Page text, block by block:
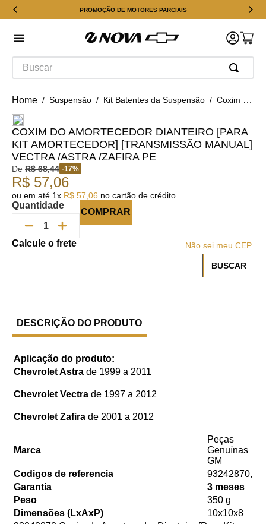
PROMOÇÃO DE MOTORES PARCIAIS
Buscar
Suspensão Kit Batentes da Suspensão Coxim Do Amortecedor Dianteiro [para Kit Amortecedor] [transmissão Manual] Vectra /astra /zafira Pe
COXIM DO AMORTECEDOR DIANTEIRO [PARA
KIT AMORTECEDOR] [TRANSMISSÃO MANUAL]
VECTRA /ASTRA /ZAFIRA PE
De R$ 68,44 -17%
R$ 57,06
ou em até 1x R$ 57 06 no cartão de crédito.
Quantidade
COMPRAR
Não sei meu CEP
DESCRIÇÃO DO PRODUTO
Aplicação do produto:
Chevrolet Astra de 1999 a 2011
Chevrolet Vectra de 1997 a 2012
Chevrolet Zafira de 2001 a 2012
Marca
Peças
Genuínas
GM
Codigos de referencia
93242870,
Garantia
3 meses
Peso
350 g
Dimensões (LxAxP)
10x10x8